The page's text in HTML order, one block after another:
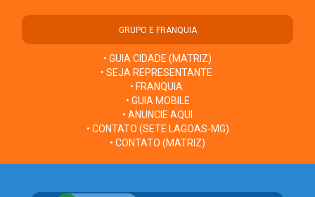
GRUPO E FRANQUIA
• GUIA CIDADE (MATRIZ)
• SEJA REPRESENTANTE
• FRANQUIA
• GUIA MOBILE
• ANUNCIE AQUI
• CONTATO (SETE LAGOAS-MG)
• CONTATO (MATRIZ)